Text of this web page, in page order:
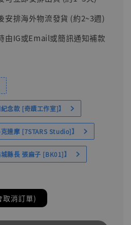
安排海外物流發貨 (約2~3週)
由IG或Email或簡訊通知補款
念款 [奇蹟工作室]】
達摩 [7STARS Studio]】
縣長 張麻子 [BK01]】
取消訂單)